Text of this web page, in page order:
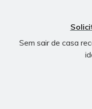
Sem sair de casa